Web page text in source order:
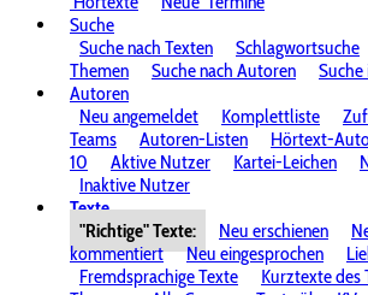
Suche
Suche nach Texten
Schlagwortsuche
Themen
Suche nach Autoren
Autoren
Neu angemeldet
Komplettliste
Teams
Autoren-Listen Hörtext-
10
Aktive Nutzer Kartei-Leichen
Inaktive Nutzer
Texte
"Richtige" Texte:
Neu erschienen
kommentiert
Neu eingesprochen
Fremdsprachige Texte
Kurztexte des